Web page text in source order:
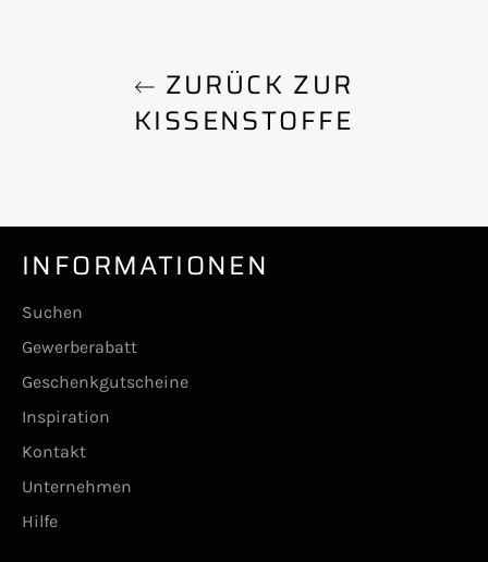
ZURÜCK ZUR
KISSENSTOFFE
INFORMATIONEN
Suchen
Gewerberabatt
Geschenkgutscheine
Inspiration
Kontakt
Unternehmen
Hilfe